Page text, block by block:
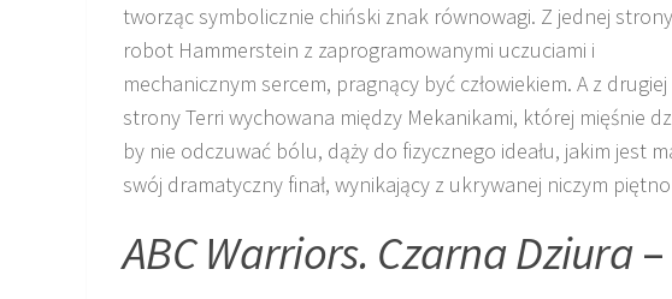
tworząc symbolicznie chiński znak równowagi. Z jednej strony
robot Hammerstein z zaprogramowanymi uczuciami i
mechanicznym sercem, pragnący być człowiekiem. A z drugiej
strony Terri wychowana między Mekanikami, której mięśnie
by nie odczuwać bólu, dąży do fizycznego ideału, jakim jest
swój dramatyczny finał, wynikający z ukrywanej niczym
ABC Warriors. Czarna Dziura